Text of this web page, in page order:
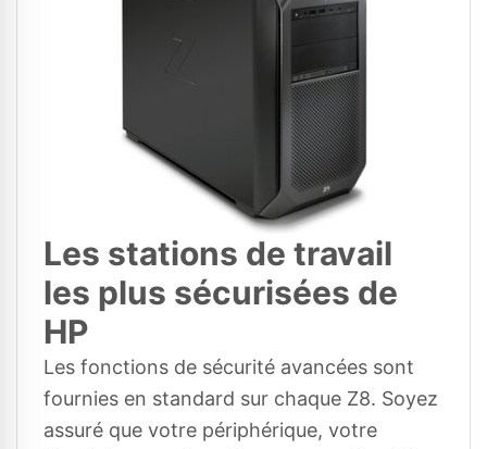
Les stations de travail
les plus sécurisées de
HP
Les fonctions de sécurité avancées sont
fournies en standard sur chaque Z8. Soyez
assuré que votre périphérique, votre